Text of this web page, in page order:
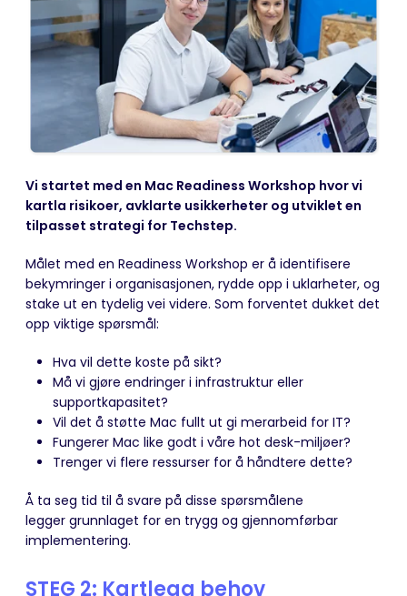
Vi startet med en Mac Readiness Workshop hvor vi
kartla risikoer, avklarte usikkerheter og utviklet en
tilpasset strategi for Techstep.
Målet med en Readiness Workshop er å identifisere
bekymringer i organisasjonen, rydde opp i uklarheter, og
stake ut en tydelig vei videre. Som forventet dukket det
opp viktige spørsmål:
Hva vil dette koste på sikt?
Må vi gjøre endringer i infrastruktur eller
supportkapasitet?
Vil det å støtte Mac fullt ut gi merarbeid for IT?
Fungerer Mac like godt i våre hot desk-miljøer?
Trenger vi flere ressurser for å håndtere dette?
Å ta seg tid til å svare på disse spørsmålene
legger grunnlaget for en trygg og gjennomførbar
implementering.
STEG 2: Kartlegg behov